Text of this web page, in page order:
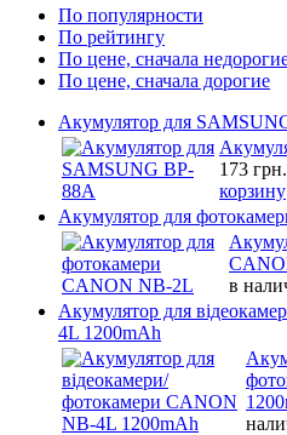
По популярности
По рейтингу
По цене, сначала
По цене, сначала дорогие
Акумулятор для
173 грн.
корзину
Акумулятор для
в
Акумулятор для
4L 1200mAh